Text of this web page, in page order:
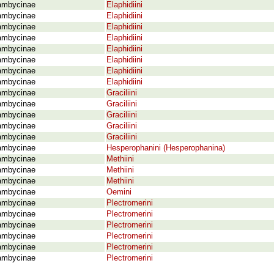
Elaphidiini
Elaphidiini
Elaphidiini
Elaphidiini
Elaphidiini
Elaphidiini
Elaphidiini
Elaphidiini
Graciliini
Graciliini
Graciliini
Graciliini
Graciliini
Hesperophanini (Hesperophanina)
Methiini
Methiini
Methiini
Oemini
Plectromerini
Plectromerini
Plectromerini
Plectromerini
Plectromerini
Plectromerini